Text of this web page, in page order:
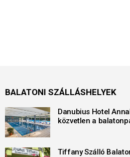
BALATONI SZÁLLÁSHELYEK
Danubius Hotel
közvetlen a
Tiffany Szálló